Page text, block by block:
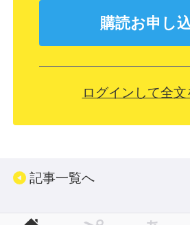
購読お申し
ログインして全
記事一覧へ